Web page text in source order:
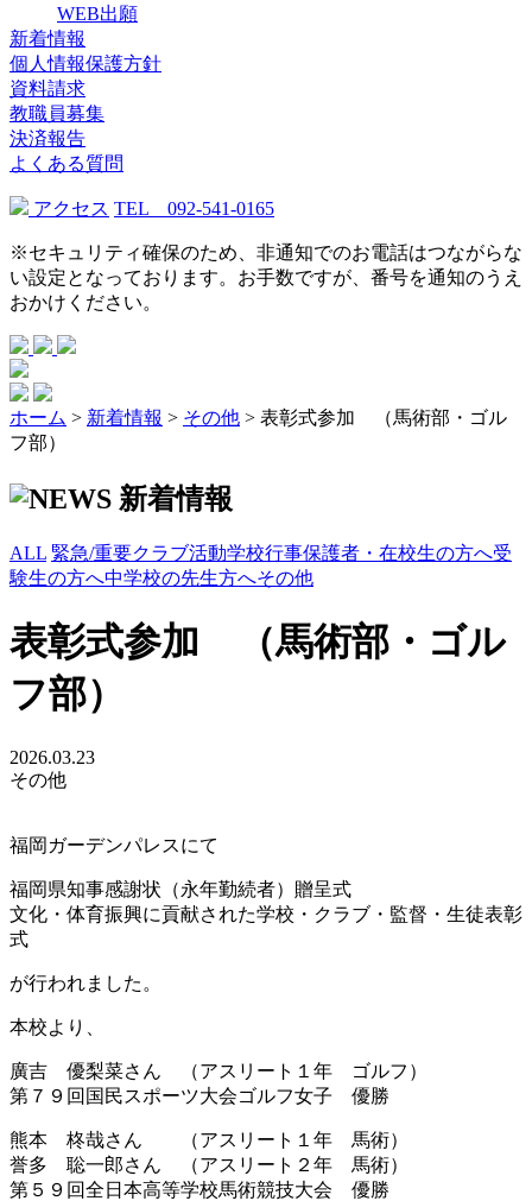
WEB出願
新着情報
個人情報保護方針
資料請求
教職員募集
決済報告
よくある質問
アクセス TEL 092-541-0165
※セキュリティ確保のため、非通知でのお電話はつながらな
い設定となっております。お手数ですが、番号を通知のうえ
おかけください。
ホーム > 新着情報 > その他 > 表彰式参加 （馬術部・ゴル
フ部）
新着情報
ALL 緊急/重要クラブ活動学校行事保護者・在校生の方へ受
験生の方へ中学校の先生方へその他
表彰式参加 （馬術部・ゴル
フ部）
2026.03.23
その他
福岡ガーデンパレスにて
福岡県知事感謝状（永年勤続者）贈呈式
文化・体育振興に貢献された学校・クラブ・監督・生徒表彰
式
が行われました。
本校より、
廣吉 優梨菜さん （アスリート１年 ゴルフ）
第７９回国民スポーツ大会ゴルフ女子 優勝
熊本 柊哉さん （アスリート１年 馬術）
誉多 聡一郎さん （アスリート２年 馬術）
第５９回全日本高等学校馬術競技大会 優勝